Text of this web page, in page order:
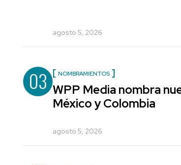
agosto 5, 2026
03 NOMBRAMIENTOS
WPP Media nombra
México y Colombia
agosto 5, 2026